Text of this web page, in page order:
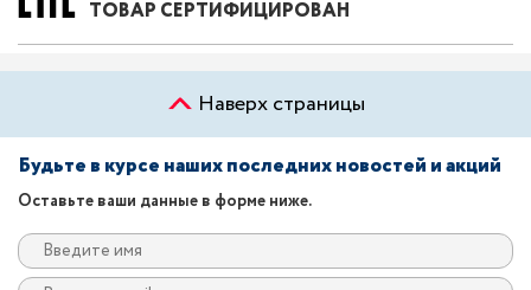
ТОВАР СЕРТИФИЦИРОВАН
Наверх страницы
Будьте в курсе наших последних новостей и акций
Оставьте ваши данные в форме ниже.